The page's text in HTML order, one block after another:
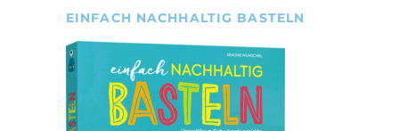
EINFACH NACHHALTIG BASTELN